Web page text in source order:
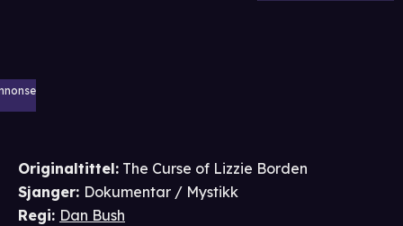
Originaltittel: The Curse of Lizzie Borden
Sjanger: Dokumentar / Mystikk
Regi: Dan Bush